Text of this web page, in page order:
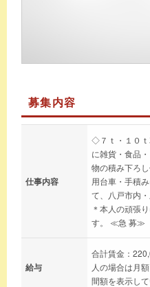
募集内容
仕事内容
◇７ｔ・１０ｔ
に雑貨・食品
物の積み下ろ
用台車・手積
て、八戸市内
＊本人の頑張
す。 ≪急 募≫
給与
合計賃金：
人の場合は月
間額を表示して